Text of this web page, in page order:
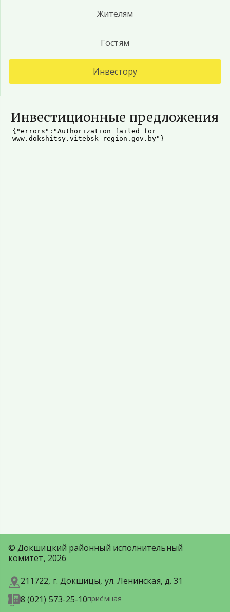
Жителям
Гостям
Инвестору
Инвестиционные предложения
© Докшицкий районный исполнительный
комитет, 2026
211722, г. Докшицы, ул. Ленинская, д. 31
8 (021) 573-25-10приёмная